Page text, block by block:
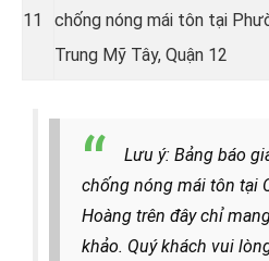
11
chống nóng mái tôn tại
Trung Mỹ Tây, Quận 12
Lưu ý: Bảng báo
chống nóng mái tôn tại
Hoàng trên đây chỉ
khảo. Quý khách vui